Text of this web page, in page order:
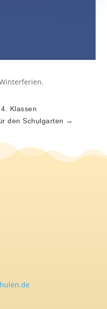
welchen
Klassen
den Schulgarten →